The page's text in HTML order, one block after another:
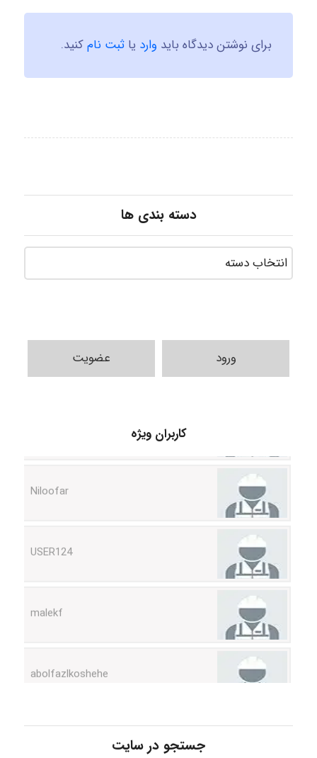
برای نوشتن دیدگاه باید وارد یا ثبت نامکنید.
دسته بندی ها
ورود عضویت
کاربران ویژه
جستجو در سایت